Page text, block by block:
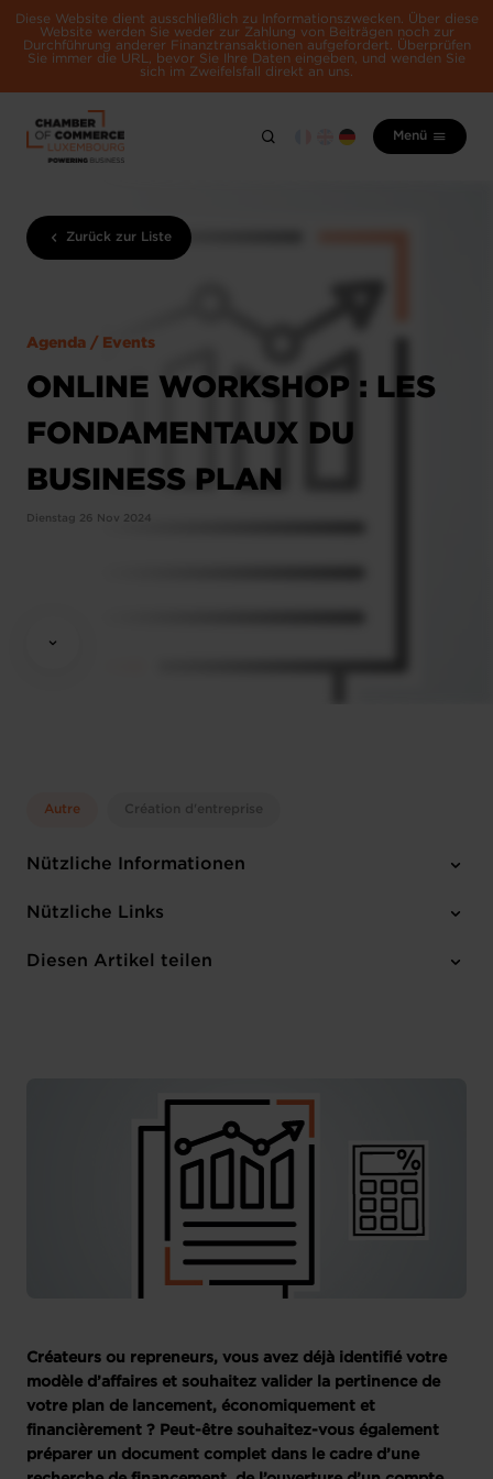
Diese Website dient ausschließlich zu Informationszwecken. Über diese
Website werden Sie weder zur Zahlung von Beiträgen noch zur
Durchführung anderer Finanztransaktionen aufgefordert. Überprüfen
Sie immer die URL, bevor Sie Ihre Daten eingeben, und wenden Sie
sich im Zweifelsfall direkt an uns.
Menü
Zurück zur Liste
Agenda / Events
ONLINE WORKSHOP : LES
FONDAMENTAUX DU
BUSINESS PLAN
Dienstag 26 Nov 2024
Autre Création d'entreprise
Nützliche Informationen
Dienstag 26 Nov 2024
Online Workshop
Nützliche Links
Anmelden
Diesen Artikel teilen
Créateurs ou repreneurs, vous avez déjà identifié votre
modèle d’affaires et souhaitez valider la pertinence de
votre plan de lancement, économiquement et
financièrement ? Peut-être souhaitez-vous également
préparer un document complet dans le cadre d’une